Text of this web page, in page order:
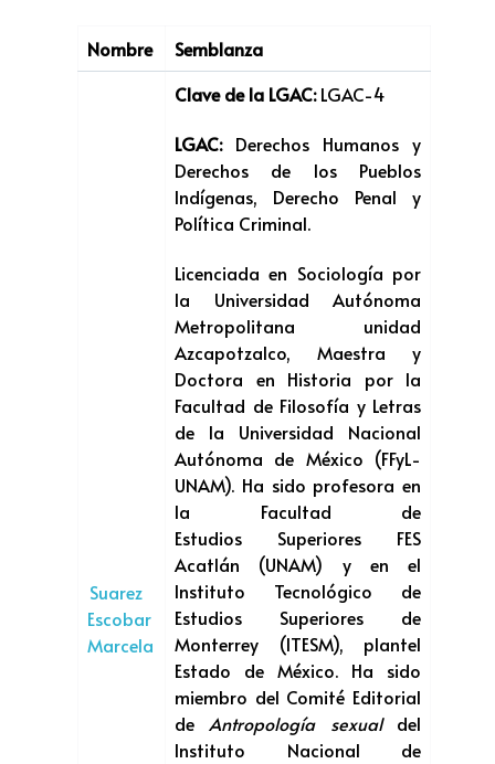
Nombre Semblanza
Suarez
Escobar
Marcela
Clave de la LGAC:LGAC-4
LGAC: Derechos Humanos y
Derechos de los Pueblos
Indígenas, Derecho Penal y
Política Criminal.
Licenciada en Sociología por
la Universidad Autónoma
Metropolitana unidad
Azcapotzalco, Maestra y
Doctora en Historia por la
Facultad de Filosofía y Letras
de la Universidad Nacional
Autónoma de México (FFyL-
UNAM). Ha sido profesora en
la Facultad de
Estudios Superiores FES
Acatlán (UNAM) y en el
Instituto Tecnológico de
Estudios Superiores de
Monterrey (ITESM), plantel
Estado de México. Ha sido
miembro del Comité Editorial
deAntropología sexual del
Instituto Nacional de